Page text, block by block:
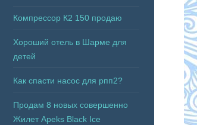
Компрессор К2 150 продаю
Хороший отель в Шарме для
детей
Как спасти насос для рпп2?
Продам 8 новых совершенно
Жилет Apeks Black Ice